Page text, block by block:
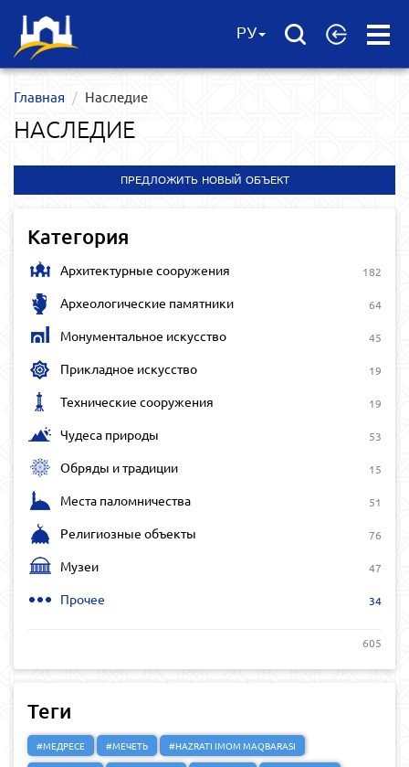
Open
РУ
Главная Наследие
НАСЛЕДИЕ
ПРЕДЛОЖИТЬ НОВЫЙ ОБЪЕКТ
Категория
Архитектурные сооружения 182
Археологические памятники 64
Монументальное искусство 45
Прикладное искусство 19
Технические сооружения 19
Чудеса природы 53
Обряды и традиции 15
Места паломничества 51
Религиозные объекты 76
Музеи 47
Прочее 34
605
Теги
#МЕДРЕСЕ #МЕЧЕТЬ
#HAZRATI IMOM MAQBARASI